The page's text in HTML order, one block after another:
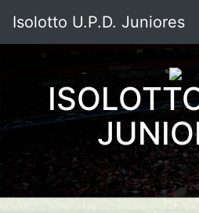
Isolotto U.P.D. Juniores